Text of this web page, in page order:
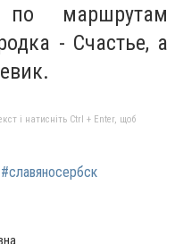
маршрутам
- Счастье, а
і натисніть Ctrl + Enter, щоб
#славяносербск